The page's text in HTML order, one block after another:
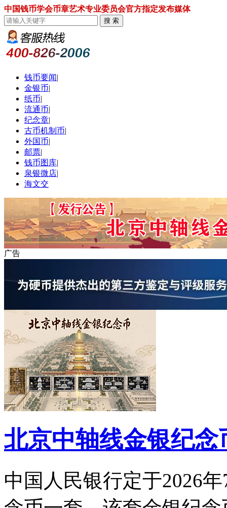
中国钱币学会币章艺术专业委员会官方指定发布媒体
钱币要闻|
金银币|
纸币|
流通币|
纪念章|
古币机制币|
外国币|
邮票|
钱币图库|
泉银微店|
海文交
广告
北京中轴线金银纪念
中国人民银行定于2026